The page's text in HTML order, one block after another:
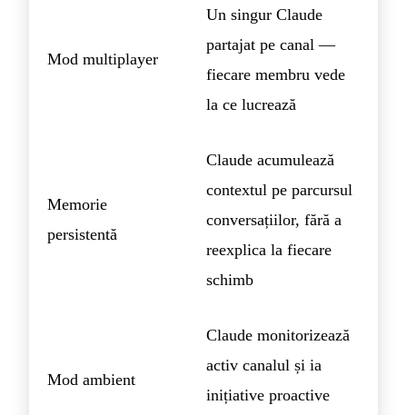
Mod multiplayer
Un singur Claude
partajat pe canal —
fiecare membru vede
la ce lucrează
Memorie
persistentă
Claude acumulează
contextul pe parcursul
conversațiilor, fără a
reexplica la fiecare
schimb
Mod ambient
Claude monitorizează
activ canalul și ia
inițiative proactive